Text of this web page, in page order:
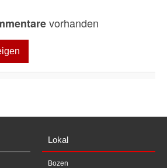
vorhanden
Lokal
Bozen